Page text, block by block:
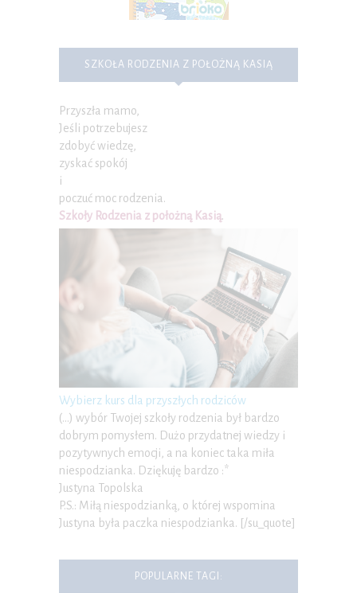
SZKOŁA RODZENIA Z POŁOŻNĄ KASIĄ
Przyszła mamo,
Jeśli potrzebujesz
zdobyć wiedzę,
zyskać spokój
i
poczuć moc rodzenia.
Szkoły Rodzenia z położną Kasią.
Wybierz kurs dla przyszłych rodziców
(…) wybór Twojej szkoły rodzenia był bardzo
dobrym pomysłem. Dużo przydatnej wiedzy i
pozytywnych emocji, a na koniec taka miła
niespodzianka. Dziękuję bardzo :*
Justyna Topolska
P.S.: Miłą niespodzianką, o której wspomina
Justyna była paczka niespodzianka. [/su_quote]
POPULARNE TAGI: